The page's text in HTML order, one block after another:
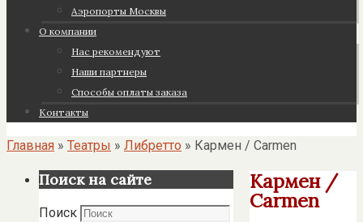
Аэропорты Москвы
О компании
Нас рекомендуют
Наши партнеры
Cпособы оплаты заказа
Контакты
Главная » Театры » Либретто » Кармен / Carmen
Кармен /
Carmen
Поиск на сайте
Поиск